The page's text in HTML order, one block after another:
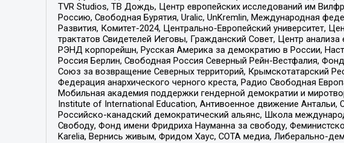
TVR Studios, ТВ Дождь, Центр европейских исследований им
Россию, Свободная Бурятия, Uralic, UnKremlin, Международная
Развития, Комитет-2024, Центрально-Европейский университет,
трактатов Свидетелей Иеговы, Гражданский Совет, Центр
РЭНД корпорейшн, Русская Америка за демократию в России,
Россия Берлин, Свободная Россия Северный Рейн-Вестфалия,
Союз за возвращение Северных территорий, Крымскотатарский
Федерация анархического черного креста, Радио Свободная
Мобильная академия поддержки гендерной демократии и
Institute of International Education, Антивоенное движение
Российско-канадский демократический альянс, Школа
Свободу, Фонд имени Фридриха Науманна за свободу,
Karelia, Вернись живым, Фридом Хаус, СОТА медиа, Либерально-